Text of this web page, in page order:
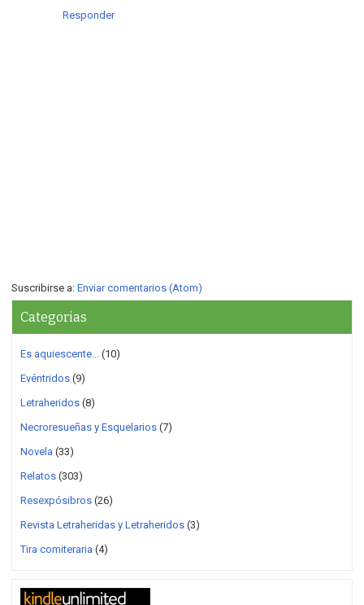
Responder
Suscribirse a: Enviar comentarios (Atom)
Categorias
Es aquiescente...
(10)
Evéntridos (9)
Letraheridos (8)
Necroresueñas y Esquelarios (7)
Novela (33)
Relatos (303)
Resexpósibros (26)
Revista Letraheridas y Letraheridos (3)
Tira comiteraria (4)